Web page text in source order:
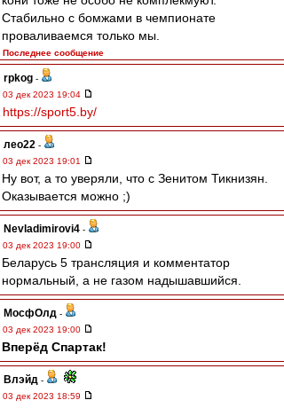
Стабильно с бомжами в чемпионате
проваливаемся только мы.
Последнее сообщение
rpkog -
03 дек 2023 19:04
https://sport5.by/
лео22 -
03 дек 2023 19:01
Ну вот, а то уверяли, что с Зенитом Тикнизян.
Оказывается можно ;)
Nevladimirovi4 -
03 дек 2023 19:00
Беларусь 5 трансляция и комментатор
нормальный, а не газом надышавшийся.
МосфОлд -
03 дек 2023 19:00
Вперёд Спартак!
Влэйд -
03 дек 2023 18:59